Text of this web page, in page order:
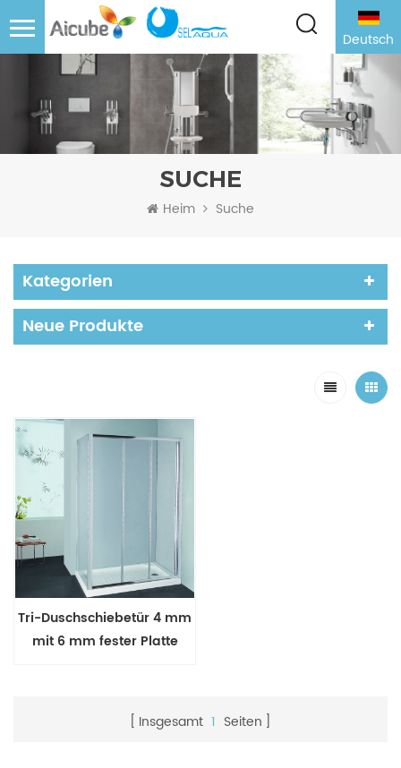
Deutsch
SUCHE
Heim Suche
Kategorien
Neue Produkte
Tri-Duschschiebetür 4 mm
mit 6 mm fester Platte
Insgesamt 1 Seiten